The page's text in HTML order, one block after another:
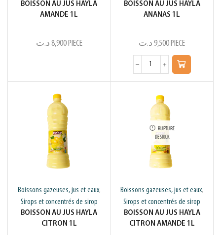
BOISSON AU JUS HAYLA
AMANDE 1L
8,900 د.ت PIECE
BOISSON AU JUS HAYLA
ANANAS 1L
9,500 د.ت PIECE
Boissons gazeuses, jus et eaux,
Sirops et concentrés de sirop
BOISSON AU JUS HAYLA
CITRON 1L
RUPTURE
DE STOCK
Boissons gazeuses, jus et eaux,
Sirops et concentrés de sirop
BOISSON AU JUS HAYLA
CITRON AMANDE 1L